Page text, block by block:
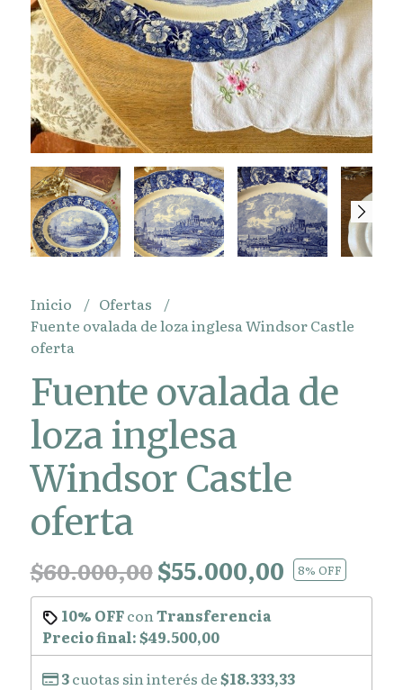
Inicio
Ofertas
Fuente ovalada de loza inglesa Windsor Castle
oferta
Fuente ovalada de
loza inglesa
Windsor Castle
oferta
$60.000,00$55.000,00 8% OFF
10% OFFcon Transferencia
Precio final:$49.500,00
3cuotas sin interés de$18.333,33